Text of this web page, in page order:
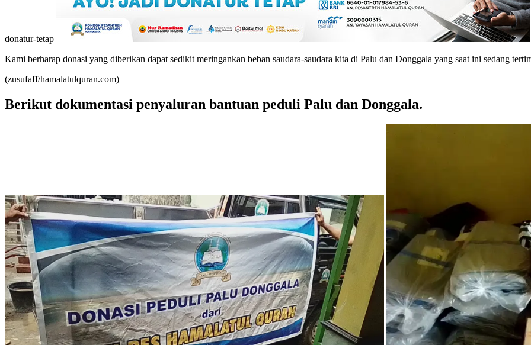
donatur-tetap
Kami berharap donasi yang diberikan dapat sedikit meringankan beban saudara-saudara kita di Palu dan Donggala yang saat ini sedang
(zusufaff/hamalatulquran.com)
Berikut dokumentasi penyaluran bantuan peduli Palu dan Donggala.